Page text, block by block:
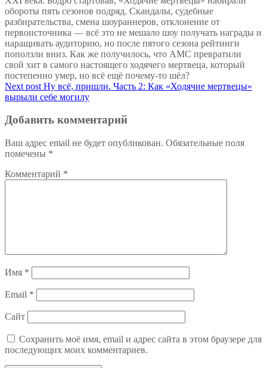
Next post Ну всё, пришли. Часть 2: Как «Ходячие мертвецы»
вырыли себе могилу
Добавить комментарий
Ваш адрес email не будет опубликован. Обязательные поля
помечены *
Комментарий *
Имя *
Email *
Сайт
Сохранить моё имя, email и адрес сайта в этом браузере для
последующих моих комментариев.